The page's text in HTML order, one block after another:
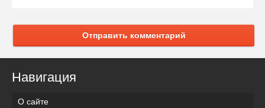
Отправить комментарий
Навигация
О сайте